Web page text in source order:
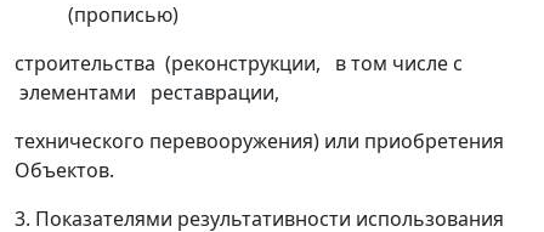
(прописью)
строительства (реконструкции, в том числе с
элементами реставрации,
технического перевооружения) или приобретения
Объектов.
3. Показателями результативности использования